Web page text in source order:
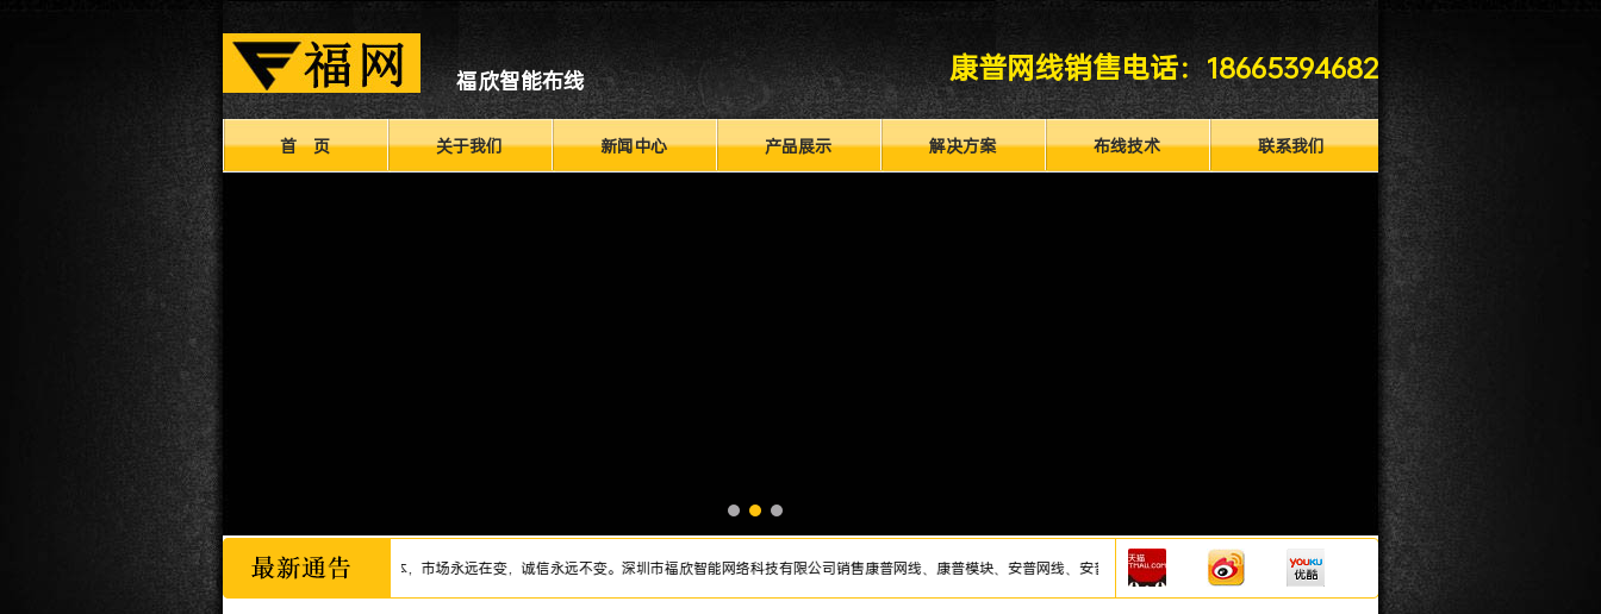
福欣智能布线 康普网线销售电话：18665394682
首 页 关于我们 新闻中心 产品展示 解决方案 布线技术 联系我们
诚信为本，市场永远在变，诚信永远不变。深圳市福欣智能网络科技有限公司销售康普网线、康普模块、安普网线、安普模块、耐克森网线、泛达网线、施耐德网线模块配线架等综合布线产品，厂家仓库